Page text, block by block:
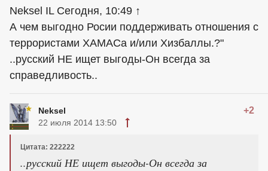
Neksel IL Сегодня, 10:49 ↑
А чем выгодно Росии поддерживать отношения с
террористами ХАМАСа и/или Хизбаллы.?"
..русский НЕ ищет выгоды-Он всегда за
справедливость..
Neksel +2
22 июля 2014 13:50
Цитата: 222222
..русский НЕ ищет выгоды-Он всегда за